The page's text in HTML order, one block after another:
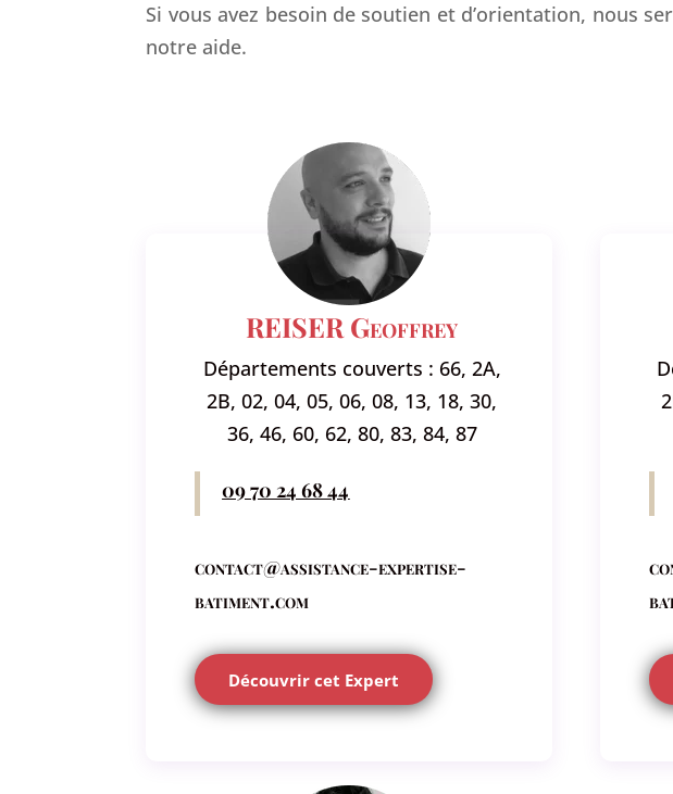
Si vous avez besoin de soutien et d’orientation, nous
notre aide.
REISER Geoffrey
Départements couverts : 66, 2A,
2B, 02, 04, 05, 06, 08, 13, 18, 30,
36, 46, 60, 62, 80, 83, 84, 87
09 70 24 68 44
contact@assistance-expertise-
batiment.com
Découvrir cet Expert